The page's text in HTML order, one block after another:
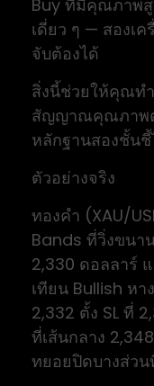
Buy ที่มีคุณภาพสู
เดี่ยว ๆ — สองเ
จับต้องได้
สิ่งนี้ช่วยให้คุณท
สัญญาณคุณภาพต่
หลักฐานสองชั้นชี้
ตัวอย่างจริง
ทองคำ (XAU/
Bands ที่วิ่งขนา
2,330 ดอลลาร์
เทียน Bullish ห
2,332 ตั้ง SL ที่
ที่เส้นกลาง
ทยอยปิดบางส่วน